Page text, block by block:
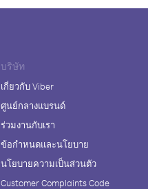
บริษัท
เกี่ยวกับ Viber
ศูนย์กลางแบรนด์
ร่วมงานกับเรา
ข้อกำหนดและนโยบาย
นโยบายความเป็นส่วนตัว
Customer Complaints Code